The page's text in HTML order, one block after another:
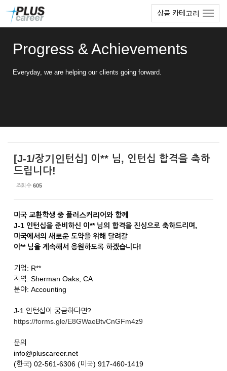
상품 카테고리
Progress & Achievements
Everyday, we are helping our clients going forward.
[J-1/장기인턴십] 이** 님, 인턴십 합격을 축하
드립니다!
조회 수 605
미국 교환학생 중 플러스커리어와 함께
J-1 인턴십을 준비하신 이** 님의 합격을 진심으로 축하드리며,
미국에서의 새로운 도약을 위해 달려갈
이** 님을 계속해서 응원하도록 하겠습니다!
기업: R**
지역: Sherman Oaks, CA
분야: Accounting
J-1 인턴십이 궁금하다면?
https://forms.gle/E8GWaeBtvCnGFm4z9
문의
info@pluscareer.net
(한국) 02-561-6306 (미국) 917-460-1419